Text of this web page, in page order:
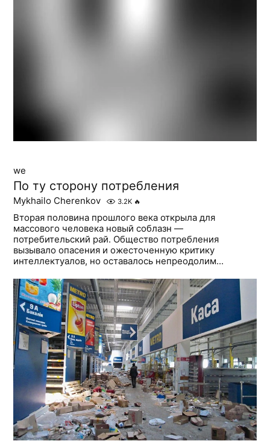
we
По ту сторону потребления
Mykhailo Cherenkov 3.2K 🔥
Вторая половина прошлого века открыла для
массового человека новый соблазн —
потребительский рай. Общество потребления
вызывало опасения и ожесточенную критику
интеллектуалов, но оставалось непреодолим...